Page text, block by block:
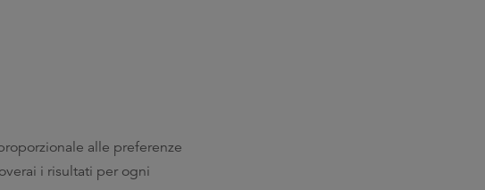
alle preferenze
i risultati per ogni